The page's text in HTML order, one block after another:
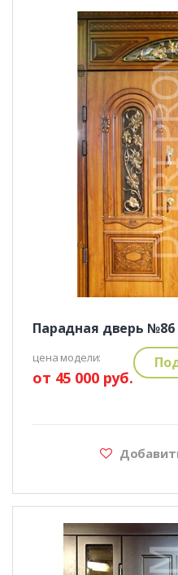
Парадная дверь №86
цена модели:
от 45 000 руб.